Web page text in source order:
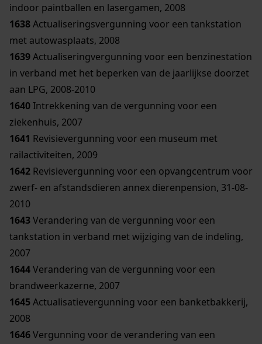
indoor paintballen en lasergamen, 2008
1638Actualiseringsvergunning voor een tankstation
met autowasplaats, 2008
1639Actualiseringvergunning voor een benzinestation
in verband met het beperken van de jaarlijkse doorzet
aan LPG, 2008-2010
1640 Intrekkening van de vergunning voor een
ziekenhuis, 2007
1641 Revisievergunning voor een museum met
railactiviteiten, 2009
1642 Revisievergunning voor een opvangcentrum voor
zwerf- en afstandsdieren annex dierenpension, 31-08-
2010
1643Verandering van de vergunning voor een
tankstation in verband met wijziging van de indeling,
2007
1644Verandering van de vergunning voor een
brandweerkazerne, 2007
1645Actualisatievergunning voor een banketbakkerij,
2008
1646Vergunning voor de verandering van een